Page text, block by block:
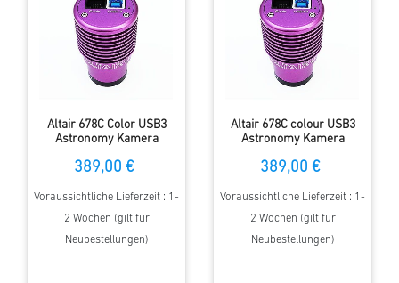
Altair 678C Color USB3
Astronomy Kamera
389,00 €
Voraussichtliche Lieferzeit : 1-
2 Wochen (gilt für
Neubestellungen)
Altair 678C colour USB3
Astronomy Kamera
389,00 €
Voraussichtliche Lieferzeit : 1-
2 Wochen (gilt für
Neubestellungen)